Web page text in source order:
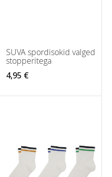
SUVA spordisokid valged
stopperitega
4,95 €